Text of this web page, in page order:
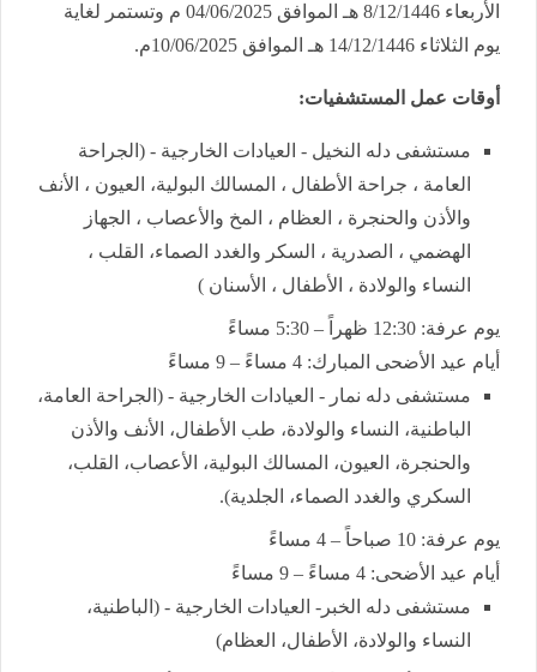
الأربعاء 8/12/1446 هـ الموافق 04/06/2025 م وتستمر لغاية
يوم الثلاثاء 14/12/1446 هـ الموافق 10/06/2025م.
أوقات عمل المستشفيات:
مستشفى دله النخيل - العيادات الخارجية - (الجراحة
العامة ، جراحة الأطفال ، المسالك البولية، العيون ، الأنف
والأذن والحنجرة ، العظام ، المخ والأعصاب ، الجهاز
الهضمي ، الصدرية ، السكر والغدد الصماء، القلب ،
النساء والولادة ، الأطفال ، الأسنان )
يوم عرفة: 12:30 ظهراً – 5:30 مساءً
أيام عيد الأضحى المبارك: 4 مساءً – 9 مساءً
مستشفى دله نمار - العيادات الخارجية - (الجراحة العامة،
الباطنية، النساء والولادة، طب الأطفال، الأنف والأذن
والحنجرة، العيون، المسالك البولية، الأعصاب، القلب،
السكري والغدد الصماء، الجلدية).
يوم عرفة: 10 صباحاً – 4 مساءً
أيام عيد الأضحى: 4 مساءً – 9 مساءً
مستشفى دله الخبر- العيادات الخارجية - (الباطنية،
النساء والولادة، الأطفال، العظام)